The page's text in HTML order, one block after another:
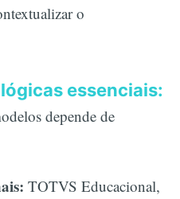
o
essenciais:
depende de
TOTVS Educacional,